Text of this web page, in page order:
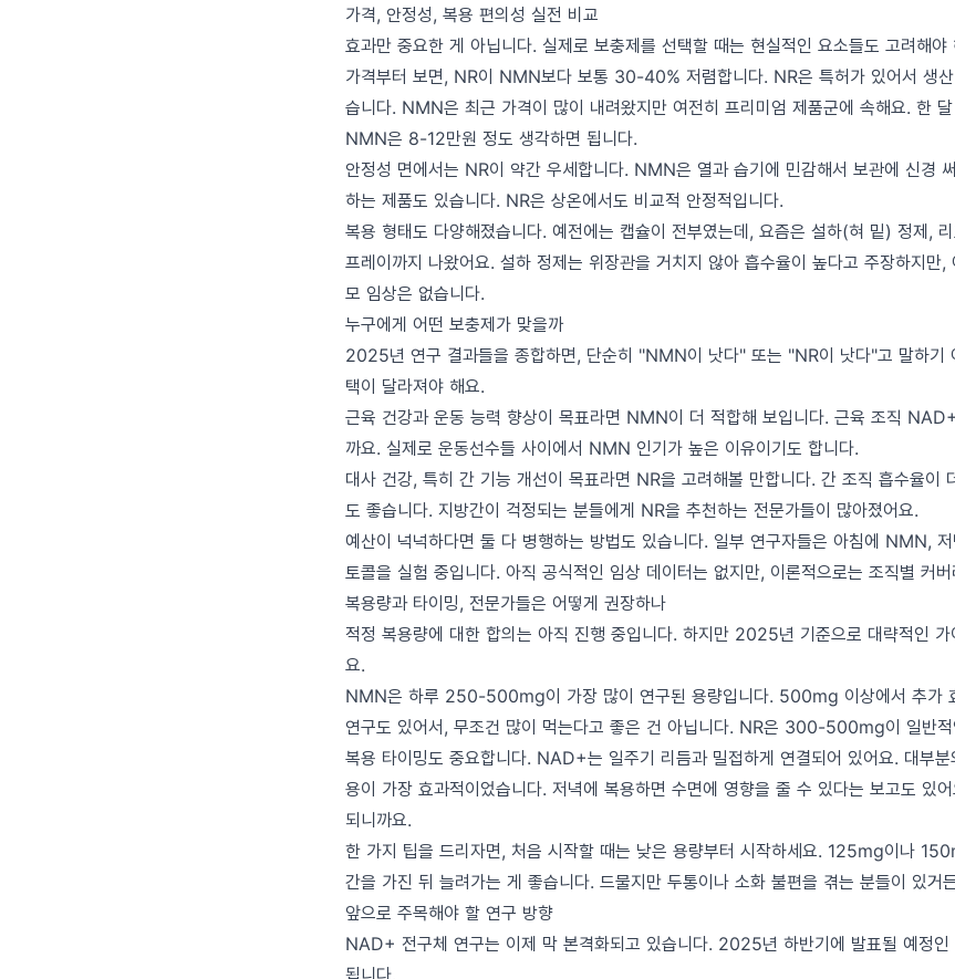
가격, 안정성, 복용 편의성 실전 비교
효과만 중요한 게 아닙니다. 실제로 보충제를 선택할 때는 현실적인 요소들도 고려해야
가격부터 보면, NR이 NMN보다 보통 30-40% 저렴합니다. NR은 특허가 있어서 생산
습니다. NMN은 최근 가격이 많이 내려왔지만 여전히 프리미엄 제품군에 속해요. 한
NMN은 8-12만원 정도 생각하면 됩니다.
안정성 면에서는 NR이 약간 우세합니다. NMN은 열과 습기에 민감해서 보관에 신경
하는 제품도 있습니다. NR은 상온에서도 비교적 안정적입니다.
복용 형태도 다양해졌습니다. 예전에는 캡슐이 전부였는데, 요즘은 설하(혀 밑) 정제,
프레이까지 나왔어요. 설하 정제는 위장관을 거치지 않아 흡수율이 높다고 주장하지만,
모 임상은 없습니다.
누구에게 어떤 보충제가 맞을까
2025년 연구 결과들을 종합하면, 단순히 "NMN이 낫다" 또는 "NR이 낫다"고 말하기
택이 달라져야 해요.
근육 건강과 운동 능력 향상이 목표라면 NMN이 더 적합해 보입니다. 근육 조직
까요. 실제로 운동선수들 사이에서 NMN 인기가 높은 이유이기도 합니다.
대사 건강, 특히 간 기능 개선이 목표라면 NR을 고려해볼 만합니다. 간 조직 흡수율이
도 좋습니다. 지방간이 걱정되는 분들에게 NR을 추천하는 전문가들이 많아졌어요.
예산이 넉넉하다면 둘 다 병행하는 방법도 있습니다. 일부 연구자들은 아침에 NMN,
토콜을 실험 중입니다. 아직 공식적인 임상 데이터는 없지만, 이론적으로는 조직별 커
복용량과 타이밍, 전문가들은 어떻게 권장하나
적정 복용량에 대한 합의는 아직 진행 중입니다. 하지만 2025년 기준으로 대략적인 가
요.
NMN은 하루 250-500mg이 가장 많이 연구된 용량입니다. 500mg 이상에서 추가
연구도 있어서, 무조건 많이 먹는다고 좋은 건 아닙니다. NR은 300-500mg이 일반적
복용 타이밍도 중요합니다. NAD+는 일주기 리듬과 밀접하게 연결되어 있어요. 대부
용이 가장 효과적이었습니다. 저녁에 복용하면 수면에 영향을 줄 수 있다는 보고도 있
되니까요.
한 가지 팁을 드리자면, 처음 시작할 때는 낮은 용량부터 시작하세요. 125mg이나
간을 가진 뒤 늘려가는 게 좋습니다. 드물지만 두통이나 소화 불편을 겪는 분들이 있거
앞으로 주목해야 할 연구 방향
NAD+ 전구체 연구는 이제 막 본격화되고 있습니다. 2025년 하반기에 발표될 예정인
됩니다.